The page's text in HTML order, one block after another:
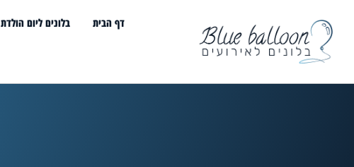
דף הבית בלונים ליום הולדת